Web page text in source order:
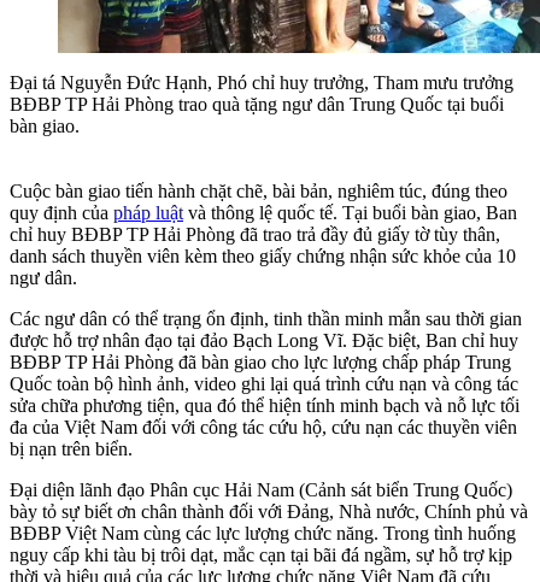
Đại tá Nguyễn Đức Hạnh, Phó chỉ huy trưởng, Tham mưu trưởng
BĐBP TP Hải Phòng trao quà tặng ngư dân Trung Quốc tại buổi
bàn giao.
Cuộc bàn giao tiến hành chặt chẽ, bài bản, nghiêm túc, đúng theo
quy định của pháp luật và thông lệ quốc tế. Tại buổi bàn giao, Ban
chỉ huy BĐBP TP Hải Phòng đã trao trả đầy đủ giấy tờ tùy thân,
danh sách thuyền viên kèm theo giấy chứng nhận sức khỏe của 10
ngư dân.
Các ngư dân có thể trạng ổn định, tinh thần minh mẫn sau thời gian
được hỗ trợ nhân đạo tại đảo Bạch Long Vĩ. Đặc biệt, Ban chỉ huy
BĐBP TP Hải Phòng đã bàn giao cho lực lượng chấp pháp Trung
Quốc toàn bộ hình ảnh, video ghi lại quá trình cứu nạn và công tác
sửa chữa phương tiện, qua đó thể hiện tính minh bạch và nỗ lực tối
đa của Việt Nam đối với công tác cứu hộ, cứu nạn các thuyền viên
bị nạn trên biển.
Đại diện lãnh đạo Phân cục Hải Nam (Cảnh sát biển Trung Quốc)
bày tỏ sự biết ơn chân thành đối với Đảng, Nhà nước, Chính phủ và
BĐBP Việt Nam cùng các lực lượng chức năng. Trong tình huống
nguy cấp khi tàu bị trôi dạt, mắc cạn tại bãi đá ngầm, sự hỗ trợ kịp
thời và hiệu quả của các lực lượng chức năng Việt Nam đã cứu